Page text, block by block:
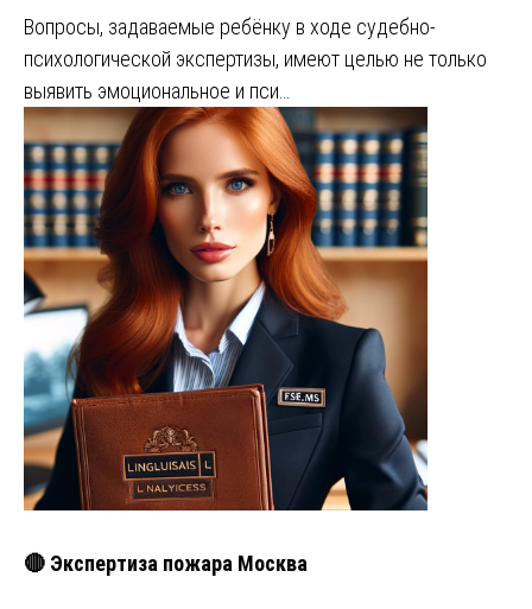
Вопросы, задаваемые ребёнку в ходе судебно-
психологической экспертизы, имеют целью не только
выявить эмоциональное и пси…
🔴 Экспертиза пожара Москва